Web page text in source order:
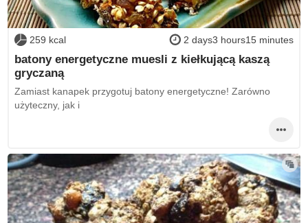
259 kcal 2 days3 hours15 minutes
batony energetyczne muesli z kiełkującą kaszą
gryczaną
Zamiast kanapek przygotuj batony energetyczne! Zarówno
użyteczny, jak i